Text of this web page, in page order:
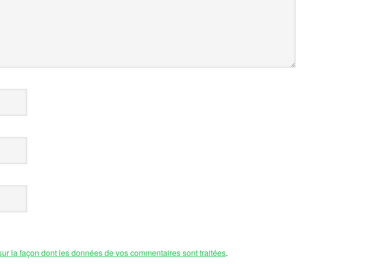
la façon dont les données de vos commentaires sont traitées.